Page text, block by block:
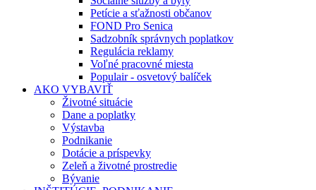
Petície a sťažnosti občanov
FOND Pro Senica
Sadzobník správnych poplatkov
Regulácia reklamy
Voľné pracovné miesta
Populair - osvetový balíček
AKO VYBAVIŤ
Životné situácie
Dane a poplatky
Výstavba
Podnikanie
Dotácie a príspevky
Zeleň a životné prostredie
Bývanie